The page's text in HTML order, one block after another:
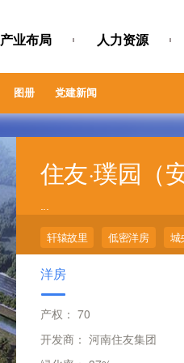
产业布局 人力资源
图册 党建新闻
住友·璞园（
轩辕故里 低密洋房 城
洋房
产权： 70
开发商： 河南住友集团